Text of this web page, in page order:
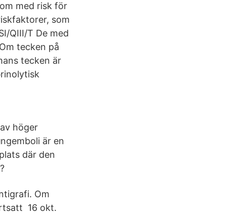
med risk för
som
QIII/T De med
tecken på
tecken är
höger
är en
där den
Om
16 okt.